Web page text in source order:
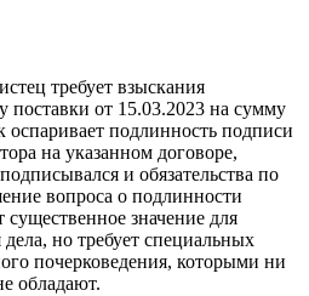
требует взыскания
поставки от 15.03.2023 на сумму
оспаривает подлинность подписи
на указанном договоре,
и обязательства по
вопроса о подлинности
значение для
но требует специальных
почерковедения, которыми ни
обладают.